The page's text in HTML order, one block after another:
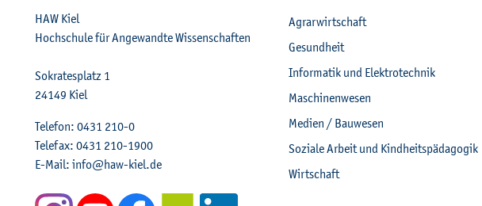
HAW Kiel
Hoch­schu­le für An­ge­wand­te Wis­sen­schaf­ten
So­kra­tes­platz 1
24149 Kiel
Te­le­fon: 0431 210-0
Te­le­fax: 0431 210-1900
E-Mail: info@​haw-​kiel.​de
Agrar­wirt­schaft
Ge­sund­heit
In­for­ma­tik und Elek­tro­tech­nik
Ma­schi­nen­we­sen
Me­di­en / Bau­we­sen
So­zia­le Ar­beit und Kind­heits­päd­ago­gik
Wirt­schaft